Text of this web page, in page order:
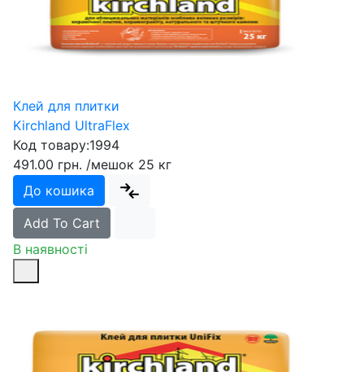
Клей для плитки
Kirchland UltraFlex
Код товару:1994
491.00 грн. /мешок 25 кг
До кошика
Add To Cart
В наявності